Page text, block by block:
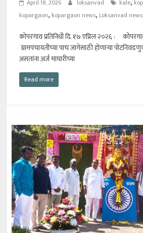
April 18, 2026 loksanvad kale
kopargaon, kopargaon news, Loksanvad news
कोपरगाव प्रतिनिधी दि. १७ एप्रिल २०२६ :
ग्रामपंचायतीच्या पाच जागेसाठी होणाऱ्या
असतांना अर्ज माघारीच्या
Read more